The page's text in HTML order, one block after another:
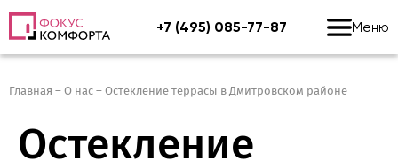
+7 (495) 085-77-87 Меню
Главная – О нас – Остекление террасы в Дмитровском районе
Остекление